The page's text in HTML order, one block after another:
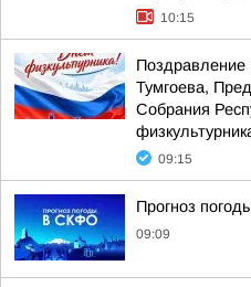
10:15
Поздравление
Тумгоева,
Собрания
09:15
Прогноз
09:09